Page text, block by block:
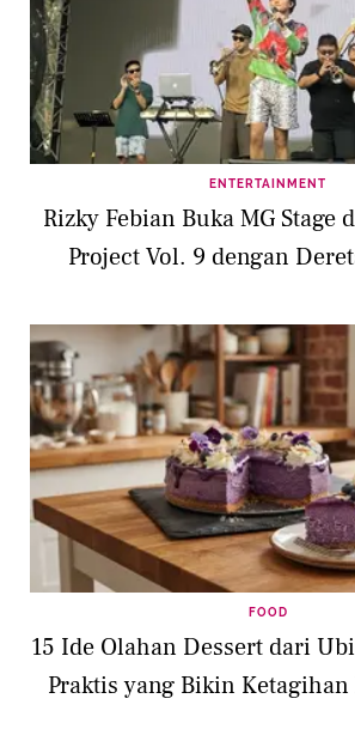
ENTERTAINMENT
Rizky Febian Buka MG Stage
Project Vol. 9 dengan
FOOD
15 Ide Olahan Dessert dari
Praktis yang Bikin